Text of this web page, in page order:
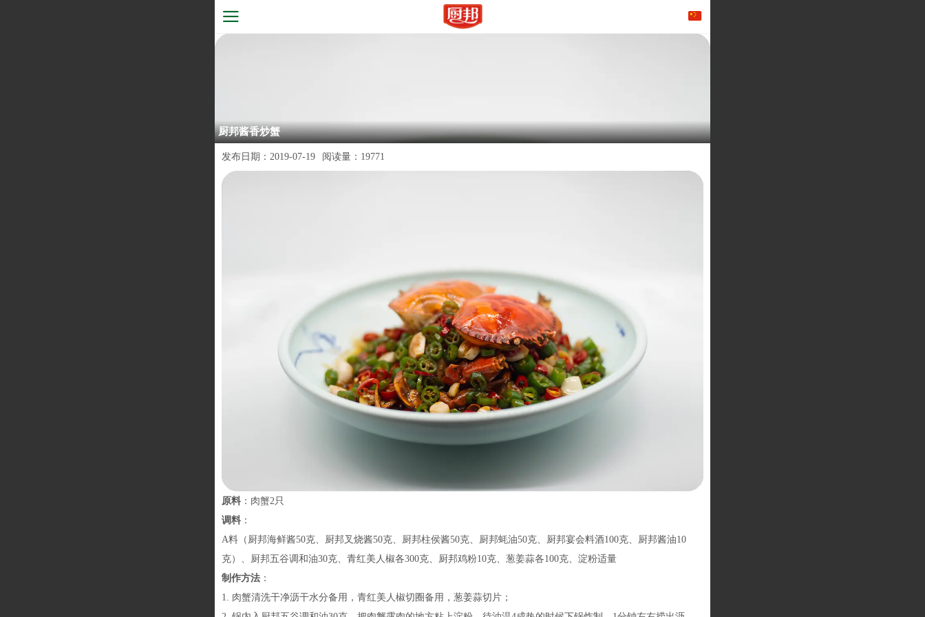
厨邦酱香炒蟹
发布日期： 2019-07-19 阅读量： 19771
原料 ：肉蟹2只
调料 ：
A料（厨邦海鲜酱50克、厨邦叉烧酱50克、厨邦柱侯酱50克、厨邦蚝油50克、厨邦宴会料酒100克、厨邦酱油10
克）、厨邦五谷调和油30克、青红美人椒各300克、厨邦鸡粉10克、葱姜蒜各100克、淀粉适量
制作方法 ：
1. 肉蟹清洗干净沥干水分备用，青红美人椒切圈备用，葱姜蒜切片；